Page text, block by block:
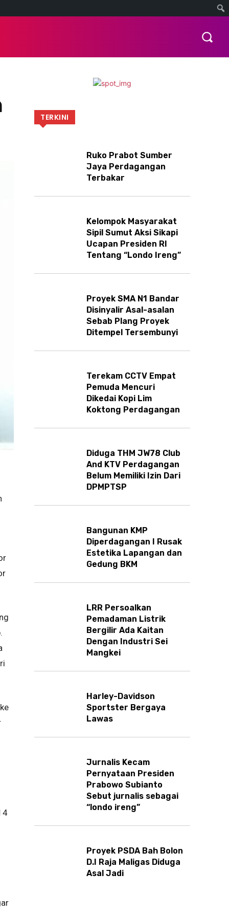
4
TERKINI
Ruko Prabot Sumber
Jaya Perdagangan
Terbakar
Kelompok Masyarakat
Sipil Sumut Aksi Sikapi
Ucapan Presiden RI
Tentang “Londo Ireng”
Proyek SMA N1 Bandar
Disinyalir Asal-asalan
Sebab Plang Proyek
Ditempel Tersembunyi
Terekam CCTV Empat
Pemuda Mencuri
Dikedai Kopi Lim
Koktong Perdagangan
Diduga THM JW78 Club
And KTV Perdagangan
Belum Memiliki Izin Dari
DPMPTSP
Bangunan KMP
Diperdagangan I Rusak
Estetika Lapangan dan
Gedung BKM
LRR Persoalkan
Pemadaman Listrik
Bergilir Ada Kaitan
Dengan Industri Sei
Mangkei
Harley-Davidson
Sportster Bergaya
Lawas
Jurnalis Kecam
Pernyataan Presiden
Prabowo Subianto
Sebut jurnalis sebagai
“londo ireng”
Proyek PSDA Bah Bolon
D.I Raja Maligas Diduga
Asal Jadi